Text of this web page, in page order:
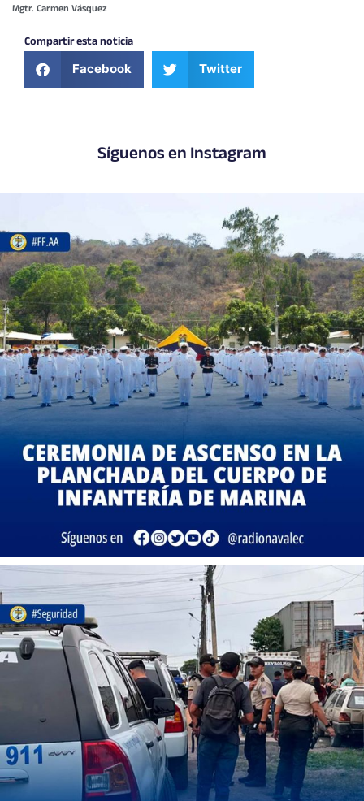
Mgtr. Carmen Vásquez
Compartir esta noticia
Facebook Twitter
Síguenos en Instagram